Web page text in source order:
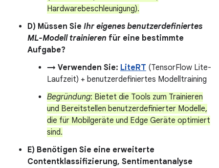
Hardwarebeschleunigung).
D) Müssen Sie Ihr eigenes benutzerdefiniertes
ML-Modell trainieren für eine bestimmte
Aufgabe?
→ Verwenden Sie: LiteRT (TensorFlow Lite-
Laufzeit) + benutzerdefiniertes Modelltraining
Begründung: Bietet die Tools zum Trainieren
und Bereitstellen benutzerdefinierter Modelle,
die für Mobilgeräte und Edge Geräte optimiert
sind.
E) Benötigen Sie eine erweiterte
Contentklassifizierung, Sentimentanalyse